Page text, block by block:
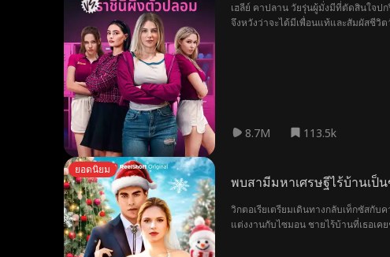
เฮลีย์ คาปลาน วัยรุ่นผู้มั่งมีที่ตัดสินใจปก
จึงหวังว่าจะได้มีเพื่อนแท้และสัมผัสชีวิ
8.7M 113.5k
ยอดนิยม
พบสามีมหาเศรษฐีไร้บ้านเป็
วิกตอเรียเตรียมเดินทางกลับเท็กซัสกั
แต่งงานกับไซมอน ชายไร้บ้านที่เธอเค